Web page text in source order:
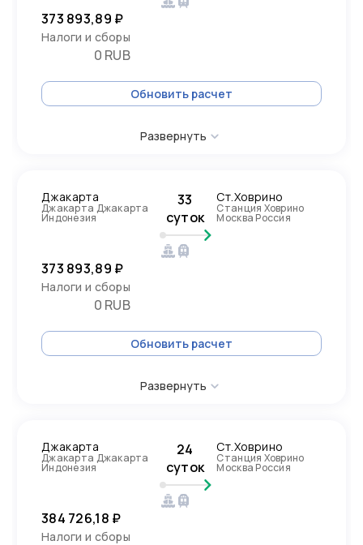
373 893,89 ₽
Налоги и сборы
0 RUB
Обновить расчет
Развернуть
Джакарта
Джакарта Джакарта
Индонезия
33
суток
Ст.Ховрино
Станция Ховрино
Москва Россия
373 893,89 ₽
Налоги и сборы
0 RUB
Обновить расчет
Развернуть
Джакарта
Джакарта Джакарта
Индонезия
24
суток
Ст.Ховрино
Станция Ховрино
Москва Россия
384 726,18 ₽
Налоги и сборы